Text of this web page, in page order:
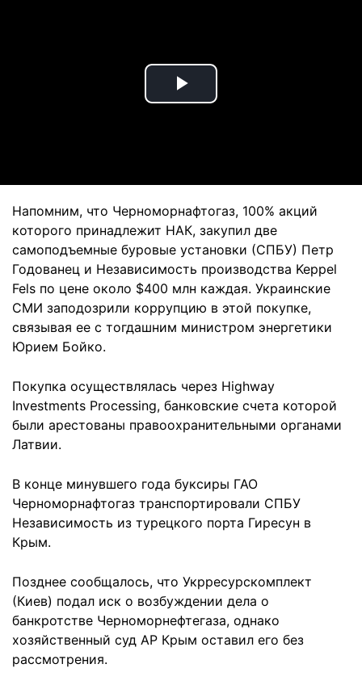
Play
Напомним, что Черноморнафтогаз, 100% акций
которого принадлежит НАК, закупил две
самоподъемные буровые установки (СПБУ) Петр
Годованец и Независимость производства Keppel
Fels по цене около $400 млн каждая. Украинские
СМИ заподозрили коррупцию в этой покупке,
связывая ее с тогдашним министром энергетики
Юрием Бойко.
Покупка осуществлялась через Highway
Investments Processing, банковские счета которой
были арестованы правоохранительными органами
Латвии.
В конце минувшего года буксиры ГАО
Черноморнафтогаз транспортировали СПБУ
Независимость из турецкого порта Гиресун в
Крым.
Позднее сообщалось, что Укрресурскомплект
(Киев) подал иск о возбуждении дела о
банкротстве Черноморнефтегаза, однако
хозяйственный суд АР Крым оставил его без
рассмотрения.